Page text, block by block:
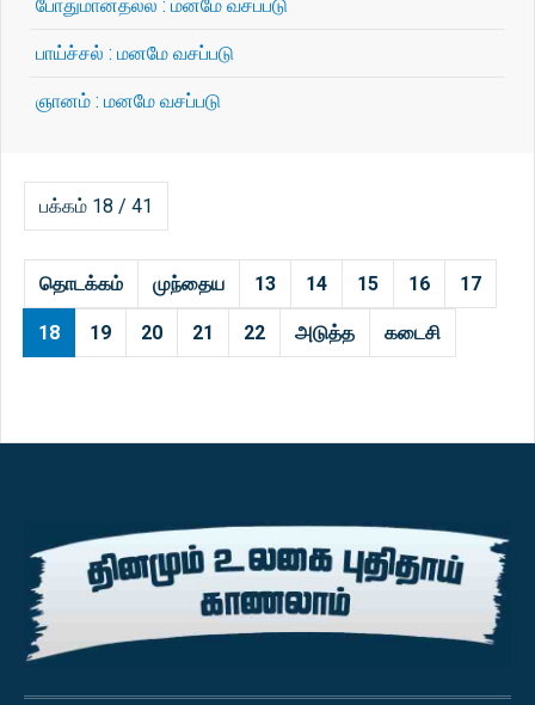
போதுமானதல்ல : மனமே வசப்படு
பாய்ச்சல் : மனமே வசப்படு
ஞானம் : மனமே வசப்படு
பக்கம் 18 / 41
தொடக்கம் முந்தைய 13 14 15 16 17
18 19 20 21 22 அடுத்த கடைசி